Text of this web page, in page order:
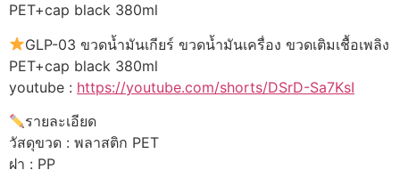
PET+cap black 380ml
GLP-03 ขวดน้ำมันเกียร์ ขวดน้ำมันเครื่อง ขวดเติมเชื้อเพลิง
PET+cap black 380ml
youtube : https://youtube.com/shorts/DSrD-Sa7KsI
รายละเอียด
วัสดุขวด : พลาสติก PET
ฝา : PP